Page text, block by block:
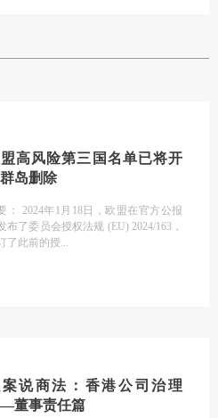
盟高风险第三国名单已将开
岛删除
： 2024年1月18日，欧盟在官方公报
布了委员会授权法规 (EU) 2024/163，
了此前的授
案说商法：香港公司治理
董事责任篇